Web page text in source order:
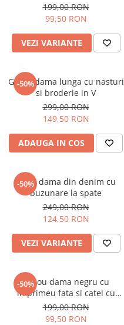
199,00 RON
99,50 RON
VEZI VARIANTE
-50%
Geaca dama lunga cu nasturi
si broderie in V
299,00 RON
149,50 RON
ADAUGA IN COS
-50%
Blugi dama din denim cu
buzunare la spate
249,00 RON
124,50 RON
VEZI VARIANTE
-50%
Tricou dama negru cu
imprimeu fata si catel cu
ochelari
199,00 RON
99,50 RON